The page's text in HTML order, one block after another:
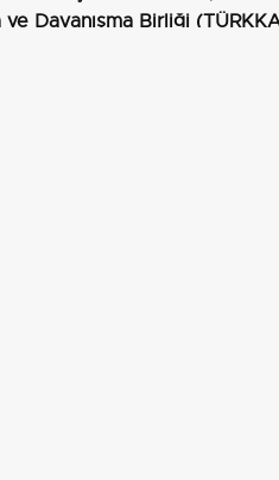
ve Dayanışma Birliği